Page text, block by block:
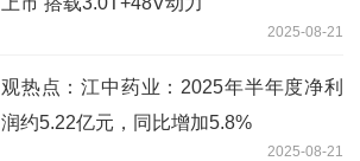
2025-08-21
观热点：江中药业：2025年半年度净利
润约5.22亿元，同比增加5.8%
2025-08-21